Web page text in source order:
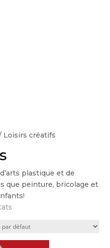
Loisirs créatifs
plastique et de
que peinture, bricolage et